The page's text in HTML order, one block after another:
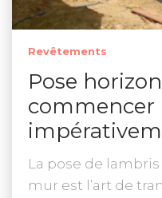
Revêtements
Pose
commencer
La pose de
mur est l’art de